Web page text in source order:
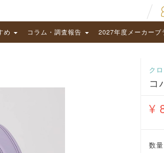
め コラム・調査報告 2027年度メーカー
ク
コ
¥
数量